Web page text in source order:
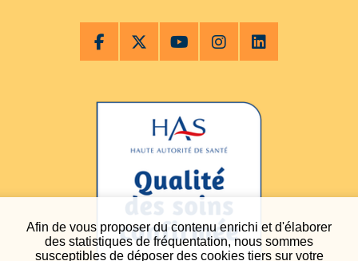
Afin de vous proposer du contenu enrichi et d'élaborer
des statistiques de fréquentation, nous sommes
susceptibles de déposer des cookies tiers sur votre